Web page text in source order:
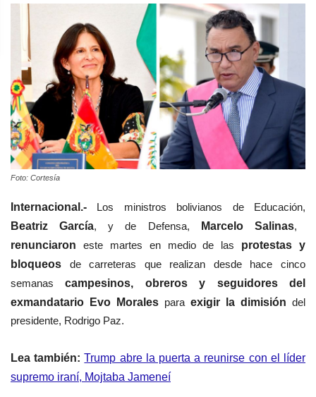
Foto: Cortesía
Internacional.- Los ministros bolivianos de Educación,
Beatriz García, y de Defensa, Marcelo Salinas,
renunciaron este martes en medio de las protestas y
bloqueos de carreteras que realizan desde hace cinco
semanas campesinos, obreros y seguidores del
exmandatario Evo Morales para exigir la dimisión del
presidente, Rodrigo Paz.
Lea también:Trump abre la puerta a reunirse con el líder
supremo iraní, Mojtaba Jameneí